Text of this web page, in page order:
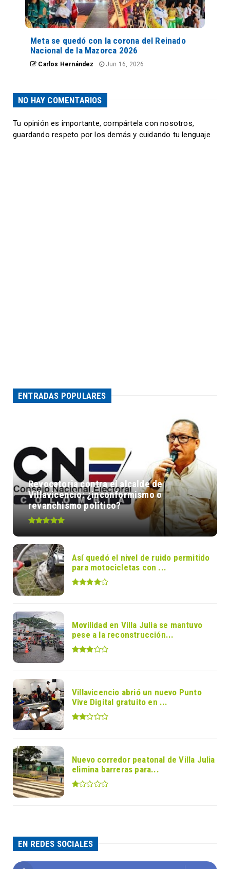
Meta se quedó con la corona del Reinado
Nacional de la Mazorca 2026
Carlos Hernández Jun 16, 2026
NO HAY COMENTARIOS
Tu opinión es importante, compártela con nosotros,
guardando respeto por los demás y cuidando tu lenguaje
ENTRADAS POPULARES
Revocatoria contra el alcalde de
Villavicencio: ¿inconformismo o
revanchismo político?
Así quedó el nivel de ruido permitido
para motocicletas con ...
Movilidad en Villa Julia se mantuvo
pese a la reconstrucción...
Villavicencio abrió un nuevo Punto
Vive Digital gratuito en ...
Nuevo corredor peatonal de Villa Julia
elimina barreras para...
EN REDES SOCIALES